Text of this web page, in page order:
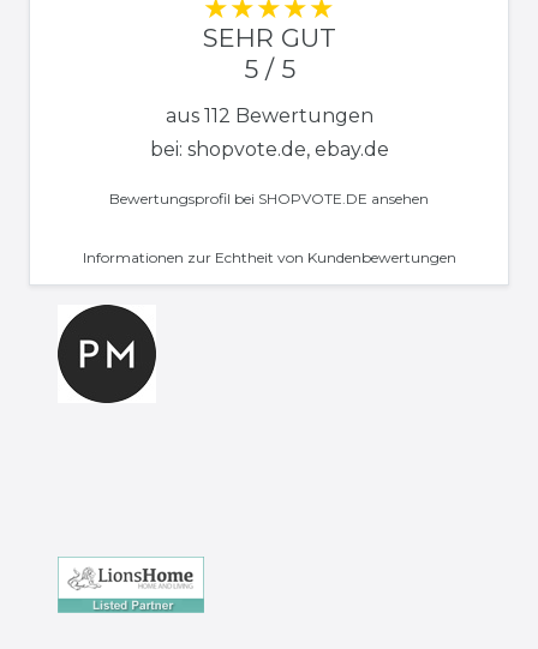
SEHR GUT
5 / 5
aus 112 Bewertungen
bei: shopvote.de, ebay.de
Bewertungsprofil bei SHOPVOTE.DE ansehen
Informationen zur Echtheit von Kundenbewertungen